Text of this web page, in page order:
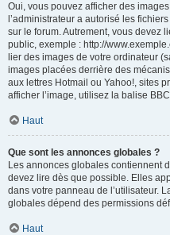
Oui, vous pouvez afficher des
l’administrateur a autorisé les
sur le forum. Autrement, vous devez
public, exemple : http://
lier des images de votre ordinateur
images placées derrière des
aux lettres Hotmail ou Yahoo!, sites
afficher l’image, utilisez la balise
Haut
Que sont les annonces globales ?
Les annonces globales contiennent
devez lire dès que possible. Elles
dans votre panneau de l’utilisateur.
globales dépend des permissions
Haut